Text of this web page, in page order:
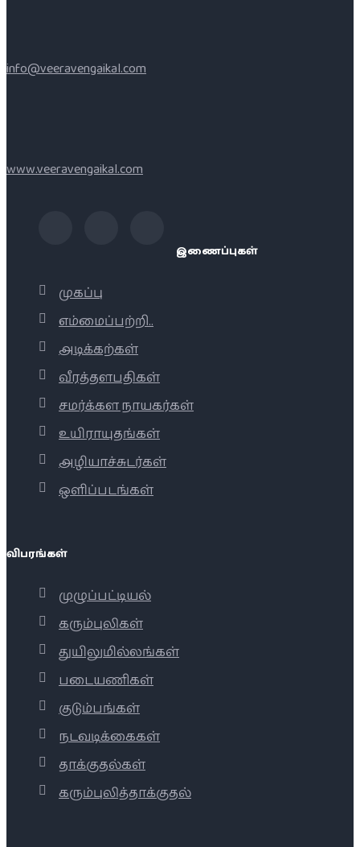
info@veeravengaikal.com
www.veeravengaikal.com
இணைப்புகள்
முகப்பு
எம்மைப்பற்றி..
அடிக்கற்கள்
வீரத்தளபதிகள்
சமர்க்கள நாயகர்கள்
உயிராயுதங்கள்
அழியாச்சுடர்கள்
ஒளிப்படங்கள்
விபரங்கள்
முழுப்பட்டியல்
கரும்புலிகள்
துயிலுமில்லங்கள்
படையணிகள்
குடும்பங்கள்
நடவடிக்கைகள்
தாக்குதல்கள்
கரும்புலித்தாக்குதல்